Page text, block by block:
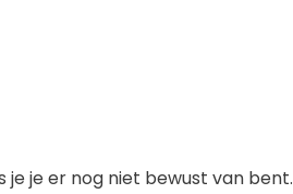
je je er nog niet bewust van bent.